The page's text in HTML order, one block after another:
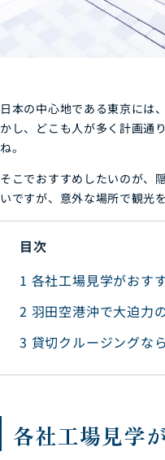
日本の中心地である東京には
かし、どこも人が多く計画通
ね。
そこでおすすめしたいのが、
いですが、意外な場所で観光
目次
1 各社工場見学がおす
2 羽田空港沖で大迫力
3 貸切クルージングな
各社工場見学